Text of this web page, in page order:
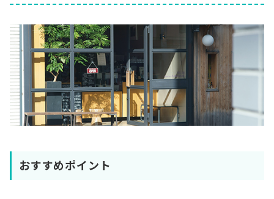
おすすめポイント